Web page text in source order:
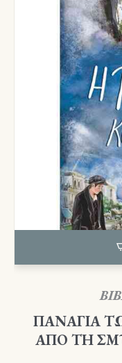
ΠΑΝΑΓΙΑ
ΑΠΟ ΤΗ